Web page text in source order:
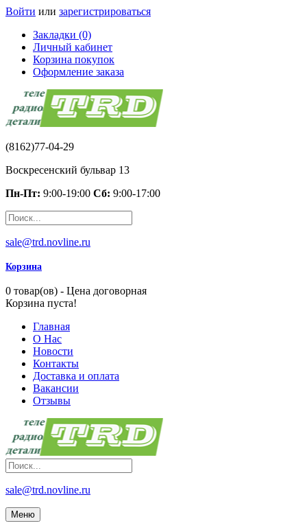
Войти или зарегистрироваться
Закладки (0)
Личный кабинет
Корзина покупок
Оформление заказа
(8162)77-04-29
Воскресенский бульвар 13
Пн-Пт: 9:00-19:00 Сб: 9:00-17:00
sale@trd.novline.ru
Корзина
0 товар(ов) - Цена договорная
Корзина пуста!
Главная
О Нас
Новости
Контакты
Доставка и оплата
Вакансии
Отзывы
sale@trd.novline.ru
Меню